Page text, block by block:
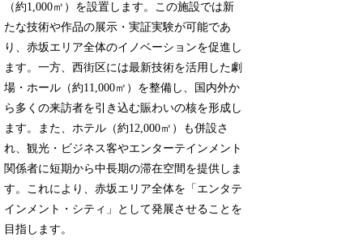
（約1,000㎡）を設置します。この施設では新
たな技術や作品の展示・実証実験が可能であ
り、赤坂エリア全体のイノベーションを促進し
ます。一方、西街区には最新技術を活用した劇
場・ホール（約11,000㎡）を整備し、国内外か
ら多くの来訪者を引き込む賑わいの核を形成し
ます。また、ホテル（約12,000㎡）も併設さ
れ、観光・ビジネス客やエンターテインメント
関係者に短期から中長期の滞在空間を提供しま
す。これにより、赤坂エリア全体を「エンタテ
インメント・シティ」として発展させることを
目指します。